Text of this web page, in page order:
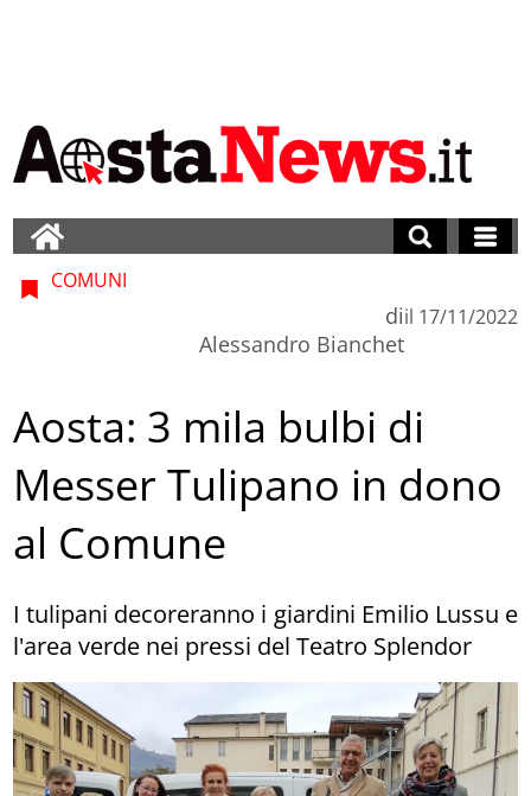
COMUNI
di
Alessandro Bianchet
il 17/11/2022
Aosta: 3 mila bulbi di
Messer Tulipano in dono
al Comune
I tulipani decoreranno i giardini Emilio Lussu e
l'area verde nei pressi del Teatro Splendor